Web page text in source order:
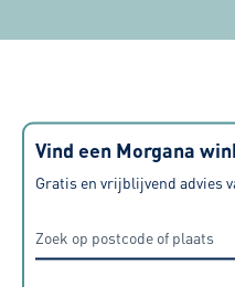
finishing touch kan
Vind een Morgana
Gratis en vrijblijvend advies